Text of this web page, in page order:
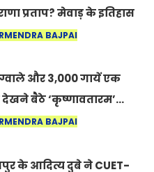
प्रताप? मेवाड़ के इतिहास
अनकहा अध्याय जो आज भी
BAJPAI
और 3,000 गायें एक
बैठे ‘कृष्णावतारम’…
में दिखा ऐसा नज़ारा कि
हैं”
BAJPAI
के आदित्य दुबे ने CUET-